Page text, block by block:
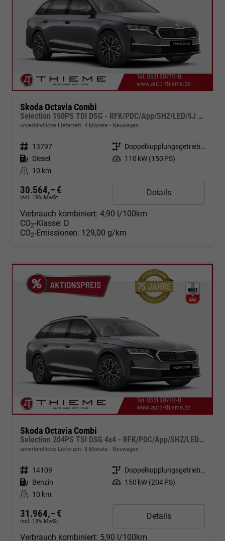
Skoda Octavia Combi
Selection 150PS TDI DSG - RFK/PDC/App/SHZ/LED/5J Garantie
unverbindliche Lieferzeit: 4 Monate Neuwagen
Fahrzeugnr. 13797 Getriebe
Doppelkupplungsgetriebe (DSG)
Kraftstoff Diesel Leistung 110 kW (150 PS)
Kilometerstand
10 km
30.564,– €
incl. 19% MwSt.
Details
Verbrauch kombiniert: 4,90 l/100km
CO2-Klasse: D
CO2-Emissionen: 129,00 g/km
Skoda Octavia Combi
Selection 204PS TSI DSG 4x4 - RFK/PDC/App/SHZ/LED/5J Garantie
unverbindliche Lieferzeit: 3 Monate Neuwagen
Fahrzeugnr. 14109 Getriebe
Doppelkupplungsgetriebe (DSG)
Kraftstoff Benzin Leistung 150 kW (204 PS)
Kilometerstand
10 km
31.964,– €
incl. 19% MwSt.
Details
Verbrauch kombiniert: 5,90 l/100km